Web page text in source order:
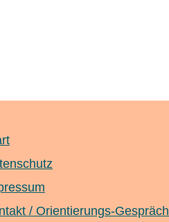
/ Orientierungs-Gespräch